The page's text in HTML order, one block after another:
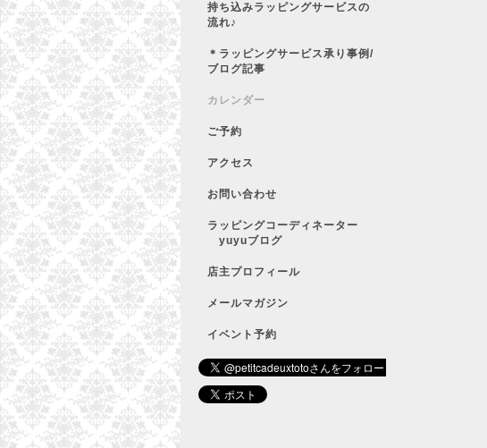
持ち込みラッピングサービスの
流れ♪
＊ラッピングサービス承り事例/
ブログ記事
カレンダー
ご予約
アクセス
お問い合わせ
ラッピングコーディネーター
yuyuブログ
店主プロフィール
メールマガジン
イベント予約